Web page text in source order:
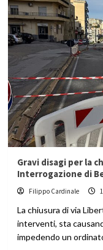
Gravi disagi per la
Interrogazione di
Filippo Cardinale
La chiusura di via
interventi, sta
impedendo un